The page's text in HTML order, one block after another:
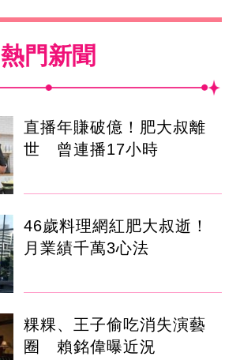
熱門新聞
直播年賺破億！肥大叔離
世 曾連播17小時
46歲料理網紅肥大叔逝！
月業績千萬3心法
粿粿、王子偷吃消失演藝
圈 賴銘偉曝近況